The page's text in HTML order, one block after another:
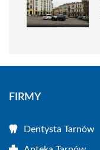
FIRMY
Dentysta Tarnów